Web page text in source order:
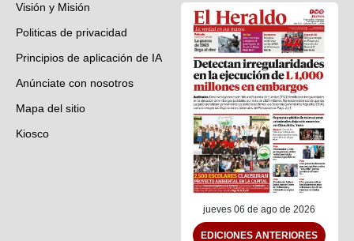
Visión y Misión
Politicas de privacidad
Principios de aplicación de IA
Anúnciate con nosotros
Mapa del sitio
Kiosco
jueves 06 de ago de 2026
EDICIONES ANTERIORES